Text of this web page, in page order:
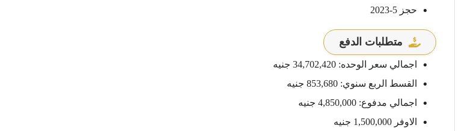
حجز 5-2023
متطلبات الدفع
اجمالي سعر الوحده: 34,702,420 جنيه
القسط الربع سنوي: 853,680 جنيه
اجمالي مدفوع: 4,850,000 جنيه
الاوفر 1,500,000 جنيه